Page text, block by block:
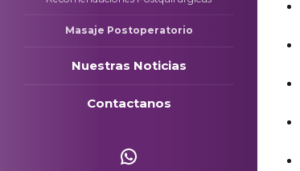
Masaje Postoperatorio
Nuestras Noticias
Contactanos